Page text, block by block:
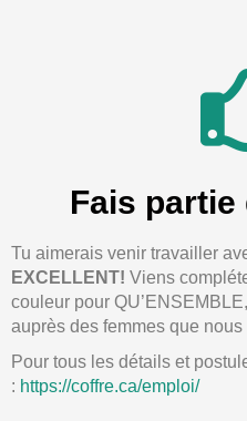
Fais partie
Tu aimerais venir travailler
EXCELLENT! Viens
couleur pour
auprès des femmes que nous
Pour tous les détails et
: https://coffre.ca/emploi/